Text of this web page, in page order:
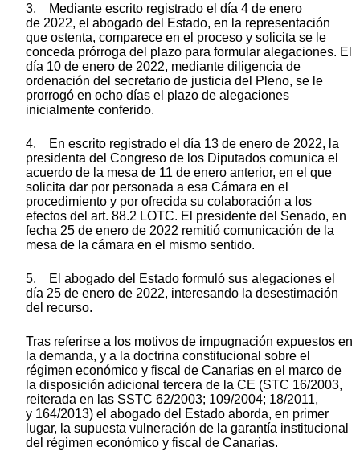
3. Mediante escrito registrado el día 4 de enero
de 2022, el abogado del Estado, en la representación
que ostenta, comparece en el proceso y solicita se le
conceda prórroga del plazo para formular alegaciones. El
día 10 de enero de 2022, mediante diligencia de
ordenación del secretario de justicia del Pleno, se le
prorrogó en ocho días el plazo de alegaciones
inicialmente conferido.
4. En escrito registrado el día 13 de enero de 2022, la
presidenta del Congreso de los Diputados comunica el
acuerdo de la mesa de 11 de enero anterior, en el que
solicita dar por personada a esa Cámara en el
procedimiento y por ofrecida su colaboración a los
efectos del art. 88.2 LOTC. El presidente del Senado, en
fecha 25 de enero de 2022 remitió comunicación de la
mesa de la cámara en el mismo sentido.
5. El abogado del Estado formuló sus alegaciones el
día 25 de enero de 2022, interesando la desestimación
del recurso.
Tras referirse a los motivos de impugnación expuestos en
la demanda, y a la doctrina constitucional sobre el
régimen económico y fiscal de Canarias en el marco de
la disposición adicional tercera de la CE (STC 16/2003,
reiterada en las SSTC 62/2003; 109/2004; 18/2011,
y 164/2013) el abogado del Estado aborda, en primer
lugar, la supuesta vulneración de la garantía institucional
del régimen económico y fiscal de Canarias.